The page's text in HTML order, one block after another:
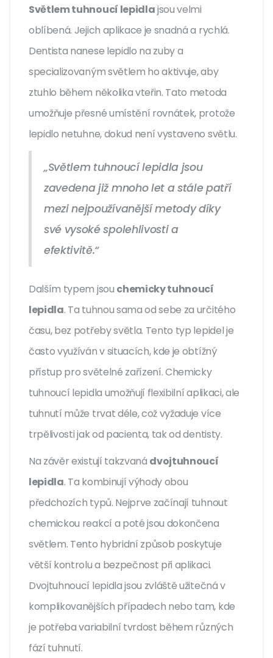
Světlem tuhnoucí lepidlajsou velmi
oblíbená. Jejich aplikace je snadná a rychlá.
Dentista nanese lepidlo na zuby a
specializovaným světlem ho aktivuje, aby
ztuhlo během několika vteřin. Tato metoda
umožňuje přesné umístění rovnátek, protože
lepidlo netuhne, dokud není vystaveno světlu.
„Světlem tuhnoucí lepidla jsou
zavedena již mnoho let a stále patří
mezi nejpoužívanější metody díky
své vysoké spolehlivosti a
efektivitě.“
Dalším typem jsou chemicky tuhnoucí
lepidla. Ta tuhnou sama od sebe za určitého
času, bez potřeby světla. Tento typ lepidel je
často využíván v situacích, kde je obtížný
přístup pro světelné zařízení. Chemicky
tuhnoucí lepidla umožňují flexibilní aplikaci, ale
tuhnutí může trvat déle, což vyžaduje více
trpělivosti jak od pacienta, tak od dentisty.
Na závěr existují takzvaná dvojtuhnoucí
lepidla. Ta kombinují výhody obou
předchozích typů. Nejprve začínají tuhnout
chemickou reakcí a poté jsou dokončena
světlem. Tento hybridní způsob poskytuje
větší kontrolu a bezpečnost při aplikaci.
Dvojtuhnoucí lepidla jsou zvláště užitečná v
komplikovanějších případech nebo tam, kde
je potřeba variabilní tvrdost během různých
fází tuhnutí.